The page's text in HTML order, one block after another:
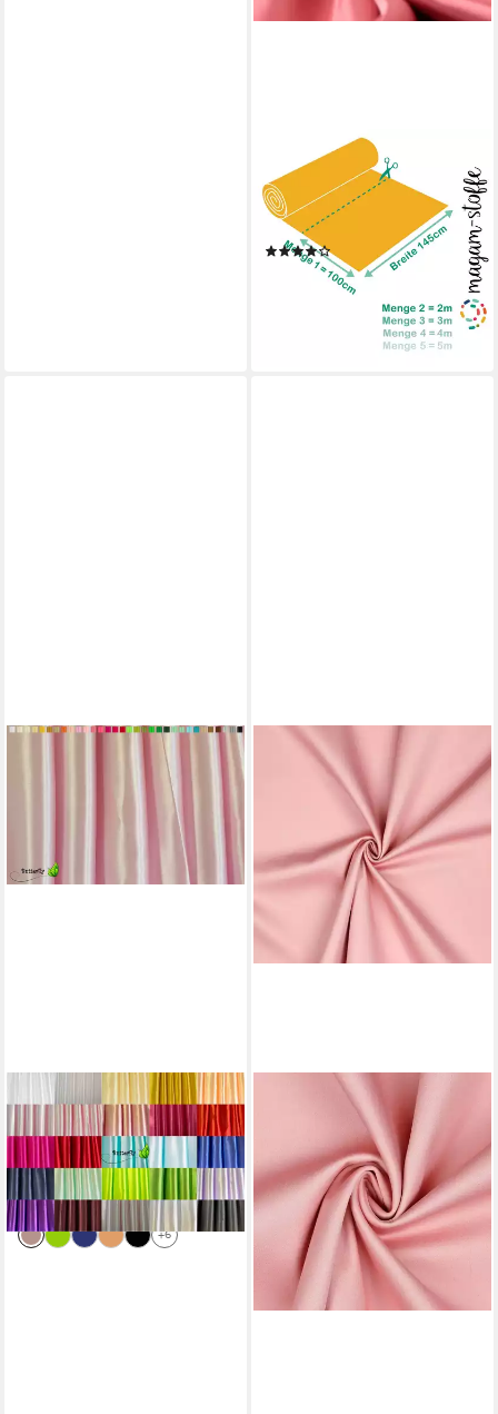
MAGAM-STOFFE
Stoff "Estelle", Satin glänzend
einfarbig uni ideal für Kleidung
und Deko Meterware
(5)
(4,95 €/ 1 m)
lieferbar - in 3-4 Werktagen bei dir
+16
CREATIVERY
Stoff, Satinstoff 9,5m x
150cm
23,29 €
(2,45 €/ 1 m)
lieferbar - in 2-3 Werktagen bei dir
+6